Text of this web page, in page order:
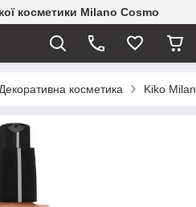
косметики Milano Cosmo
Декоративна косметика Kiko